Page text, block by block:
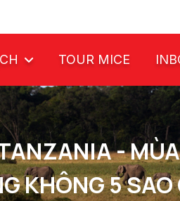
TOUR MICE
-
KHÔNG 5